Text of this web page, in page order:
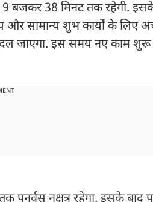
बजकर 38 मिनट तक रहेगी. इसके
और सामान्य शुभ कार्यों के लिए
जाएगा. इस समय नए काम